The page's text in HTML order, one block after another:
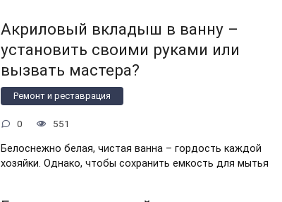
Акриловый вкладыш в ванну –
установить своими руками или
вызвать мастера?
Ремонт и реставрация
0 551
Белоснежно белая, чистая ванна – гордость каждой
хозяйки. Однако, чтобы сохранить емкость для мытья